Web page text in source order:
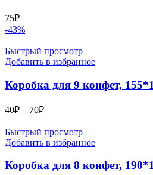
75₽
-43%
Быстрый просмотр
Добавить в избранное
Коробка для 9 конфет,
40₽ – 70₽Диапазон
40₽
–
Быстрый просмотр
Добавить в избранное
Коробка для 8 конфет,